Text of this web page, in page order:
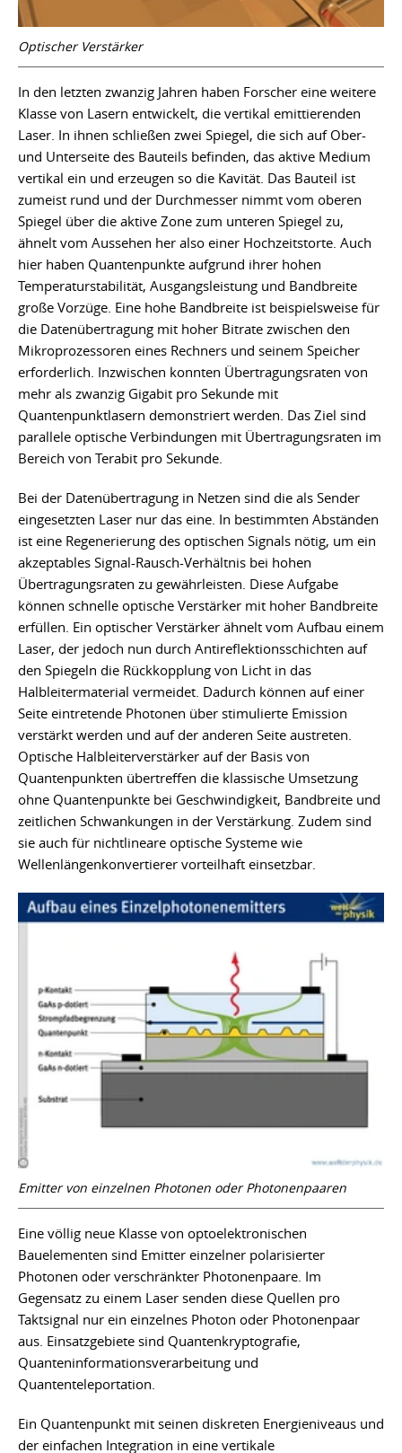
Optischer Verstärker
In den letzten zwanzig Jahren haben Forscher eine weitere
Klasse von Lasern entwickelt, die vertikal emittierenden
Laser. In ihnen schließen zwei Spiegel, die sich auf Ober-
und Unterseite des Bauteils befinden, das aktive Medium
vertikal ein und erzeugen so die Kavität. Das Bauteil ist
zumeist rund und der Durchmesser nimmt vom oberen
Spiegel über die aktive Zone zum unteren Spiegel zu,
ähnelt vom Aussehen her also einer Hochzeitstorte. Auch
hier haben Quantenpunkte aufgrund ihrer hohen
Temperaturstabilität, Ausgangsleistung und Bandbreite
große Vorzüge. Eine hohe Bandbreite ist beispielsweise für
die Datenübertragung mit hoher Bitrate zwischen den
Mikroprozessoren eines Rechners und seinem Speicher
erforderlich. Inzwischen konnten Übertragungsraten von
mehr als zwanzig Gigabit pro Sekunde mit
Quantenpunktlasern demonstriert werden. Das Ziel sind
parallele optische Verbindungen mit Übertragungsraten im
Bereich von Terabit pro Sekunde.
Bei der Datenübertragung in Netzen sind die als Sender
eingesetzten Laser nur das eine. In bestimmten Abständen
ist eine Regenerierung des optischen Signals nötig, um ein
akzeptables Signal-Rausch-Verhältnis bei hohen
Übertragungsraten zu gewährleisten. Diese Aufgabe
können schnelle optische Verstärker mit hoher Bandbreite
erfüllen. Ein optischer Verstärker ähnelt vom Aufbau einem
Laser, der jedoch nun durch Antireflektionsschichten auf
den Spiegeln die Rückkopplung von Licht in das
Halbleitermaterial vermeidet. Dadurch können auf einer
Seite eintretende Photonen über stimulierte Emission
verstärkt werden und auf der anderen Seite austreten.
Optische Halbleiterverstärker auf der Basis von
Quantenpunkten übertreffen die klassische Umsetzung
ohne Quantenpunkte bei Geschwindigkeit, Bandbreite und
zeitlichen Schwankungen in der Verstärkung. Zudem sind
sie auch für nichtlineare optische Systeme wie
Wellenlängenkonvertierer vorteilhaft einsetzbar.
Emitter von einzelnen Photonen oder Photonenpaaren
Eine völlig neue Klasse von optoelektronischen
Bauelementen sind Emitter einzelner polarisierter
Photonen oder verschränkter Photonenpaare. Im
Gegensatz zu einem Laser senden diese Quellen pro
Taktsignal nur ein einzelnes Photon oder Photonenpaar
aus. Einsatzgebiete sind Quantenkryptografie,
Quanteninformationsverarbeitung und
Quantenteleportation.
Ein Quantenpunkt mit seinen diskreten Energieniveaus und
der einfachen Integration in eine vertikale